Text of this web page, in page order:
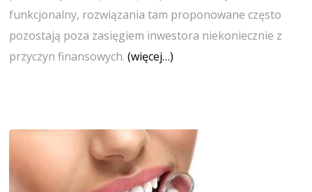
funkcjonalny, rozwiązania tam proponowane często
pozostają poza zasięgiem inwestora niekoniecznie z
przyczyn finansowych.(więcej…)